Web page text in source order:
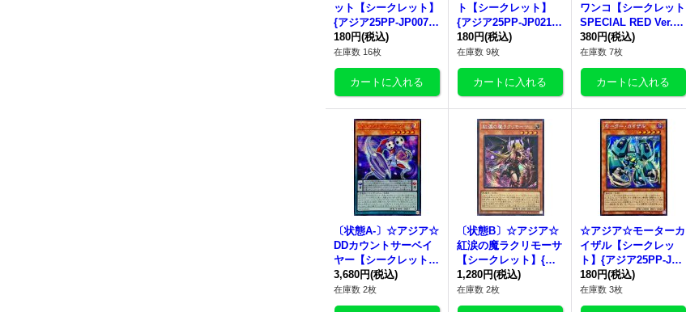
ット【シークレット】
{アジア25PP-JP007}
《モンスター》
180円(税込)
在庫数 16枚
ト【シークレット】
{アジア25PP-JP021}
《モンスター》
180円(税込)
在庫数 9枚
ワンコ【シークレット
SPECIAL RED Ver.】
{アジア25PP-JP008}
《モンスター》
380円(税込)
在庫数 7枚
〔状態A-〕☆アジア☆
DDカウントサーベイ
ヤー【シークレットS
PECIAL RED Ver.】
{アジア25PP-JP014}
《モンスター》
3,680円(税込)
在庫数 2枚
〔状態B〕☆アジア☆
紅涙の魔ラクリモーサ
【シークレット】{ア
ジアROTA-JP014}
《モンスター》
1,280円(税込)
在庫数 2枚
☆アジア☆モーターカ
イザル【シークレッ
ト】{アジア25PP-JP0
01}《モンスター》
180円(税込)
在庫数 3枚